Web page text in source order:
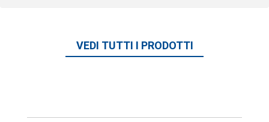
VEDI TUTTI I PRODOTTI